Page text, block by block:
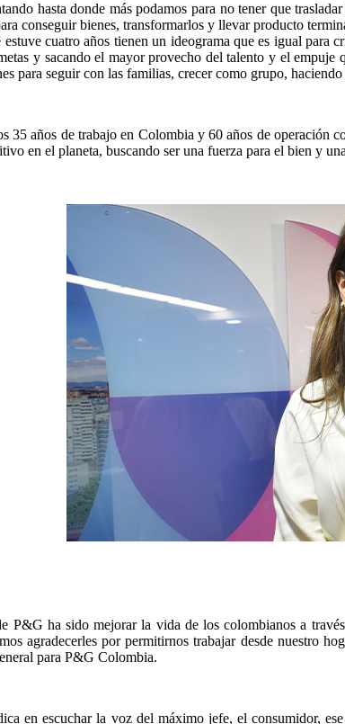
hasta donde más podamos para no tener que
conseguir bienes, transformarlos y llevar producto
cuatro años tienen un ideograma que es igual
y sacando el mayor provecho del talento y el
para seguir con las familias, crecer como grupo,
35 años de trabajo en Colombia y 60 años de
en el planeta, buscando ser una fuerza para el bien y
P&G ha sido mejorar la vida de los colombianos a
agradecerles por permitirnos trabajar desde nuestro
para P&G Colombia.
en escuchar la voz del máximo jefe, el consumidor,